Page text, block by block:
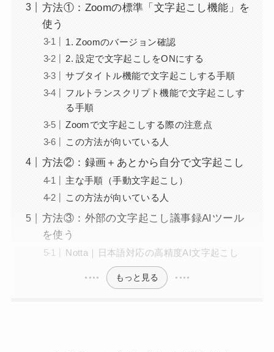
方法①：Zoomの標準「文字起こし機能」を
使う
1. Zoomのバージョン確認
2. 設定で文字起こしをONにする
サブタイトル機能で文字起こしする手順
フルトランスクリプト機能で文字起こしす
る手順
Zoomで文字起こしする際の注意点
この方法が向いている人
方法②：録画＋あとから自分で文字起こし
主な手順（手動文字起こし）
この方法が向いている人
方法③：外部の文字起こし議事録AIツール
を使う
Notta｜日本語対応の高精度AI文字起こし
もっと見る